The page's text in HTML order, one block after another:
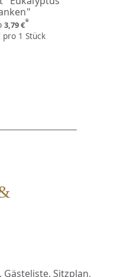
3,79 €*
pro 1 Stück
Sitzplan,